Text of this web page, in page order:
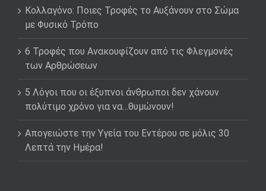
Κολλαγόνο: Ποιες Τροφές το Αυξάνουν στο Σώμα
με Φυσικό Τρόπο
6 Τροφές που Ανακουφίζουν από τις Φλεγμονές
των Αρθρώσεων
5 Λόγοι που οι έξυπνοι άνθρωποι δεν χάνουν
πολύτιμο χρόνο για να…θυμώνουν!
Απογειώστε την Υγεία του Εντέρου σε μόλις 30
Λεπτά την Ημέρα!